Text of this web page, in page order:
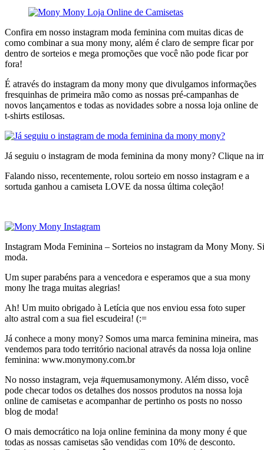
Confira em nosso instagram moda feminina com muitas dicas de
como combinar a sua mony mony, além é claro de sempre ficar por
dentro de sorteios e mega promoções que você não pode ficar por
fora!
É através do instagram da mony mony que divulgamos informações
fresquinhas de primeira mão como as nossas pré-campanhas de
novos lançamentos e todas as novidades sobre a nossa loja online de
t-shirts estilosas.
Já seguiu o instagram de moda feminina da mony mony? Clique na
Falando nisso, recentemente, rolou sorteio em nosso instagram e a
sortuda ganhou a camiseta LOVE da nossa última coleção!
Instagram Moda Feminina – Sorteios no instagram da Mony Mony.
moda.
Um super parabéns para a vencedora e esperamos que a sua mony
mony lhe traga muitas alegrias!
Ah! Um muito obrigado à Letícia que nos enviou essa foto super
alto astral com a sua fiel escudeira! (:=
Já conhece a mony mony? Somos uma marca feminina mineira, mas
vendemos para todo território nacional através da nossa loja online
feminina: www.monymony.com.br
No nosso instagram, veja #quemusamonymony. Além disso, você
pode checar todos os detalhes dos nossos produtos na nossa loja
online de camisetas e acompanhar de pertinho os posts no nosso
blog de moda!
O mais democrático na loja online feminina da mony mony é que
todas as nossas camisetas são vendidas com 10% de desconto.